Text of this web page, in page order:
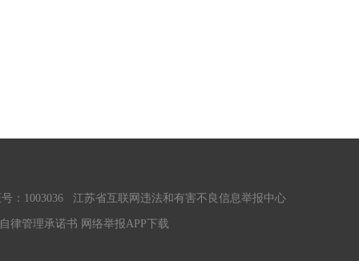
：1003036 江苏省互联网违法和有害不良信息举报中心
律管理承诺书 网络举报APP下载